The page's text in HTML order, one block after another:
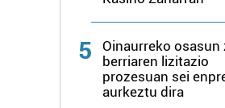
5
Oinaurreko osasun
berriaren lizitazio
prozesuan sei
aurkeztu dira